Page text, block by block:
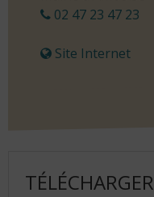
02 47 23 47 23
Site Internet
TÉLÉCHARGER